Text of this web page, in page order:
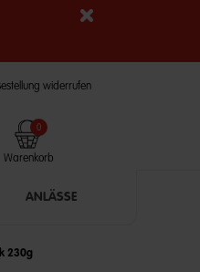
widerrufen
Warenkorb
0
ANLÄSSE
230g